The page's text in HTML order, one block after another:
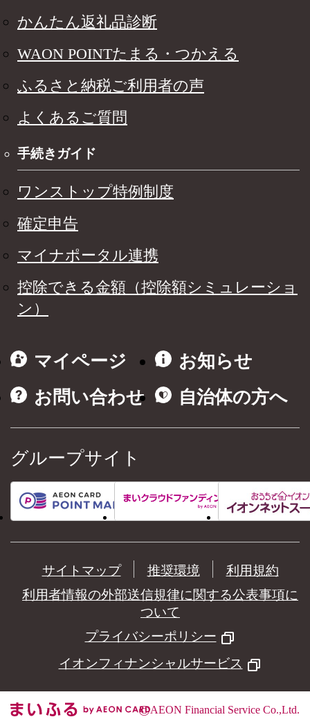
かんたん返礼品診断
WAON POINTたまる・つかえる
ふるさと納税ご利用者の声
よくあるご質問
手続きガイド
ワンストップ特例制度
確定申告
マイナポータル連携
控除できる金額（控除額シミュレーショ
ン）
マイページ
お知らせ
お問い合わせ
自治体の方へ
グループサイト
サイトマップ 推奨環境
利用規約
利用者情報の外部送信規律に関する公表事項に
ついて
プライバシーポリシー
イオンフィナンシャルサービス
©AEON Financial Service Co.,Ltd.